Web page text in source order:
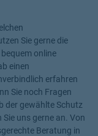
Sie gerne die
online
einen
erfahren
Sie noch Fragen
der gewählte Schutz
uns gerne an. Von
Beratung in